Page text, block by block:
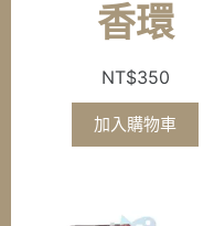
香環
NT$350
加入購物車